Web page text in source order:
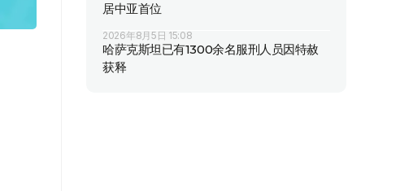
居中亚首位
2026年8月5日 15:08
哈萨克斯坦已有1300余名服刑人员因特赦
获释